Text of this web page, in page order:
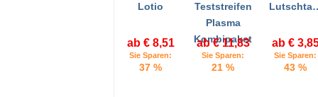
Lotio
ab € 8,51
Sie Sparen:
37 %
Teststreifen
Plasma
Kombipaket
ab € 11,83
Sie Sparen:
21 %
ab €
Sie Sparen:
43 %